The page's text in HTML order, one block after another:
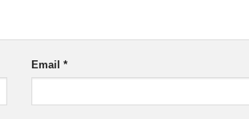
Email*